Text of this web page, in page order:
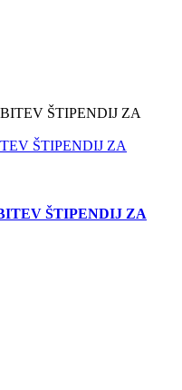
ŠTIPENDIJ ZA
ŠTIPENDIJ ZA